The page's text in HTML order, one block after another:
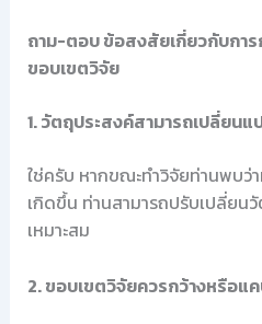
ถาม-ตอบ ข้อสงสัยเกี่ยวกับกา
ขอบเขตวิจัย
1. วัตถุประสงค์สามารถเปลี่ยนแ
ใช่ครับ หากขณะทำวิจัยท่านพบ
เกิดขึ้น ท่านสามารถปรับเปลี่ยน
เหมาะสม
2. ขอบเขตวิจัยควรกว้างหรือแ